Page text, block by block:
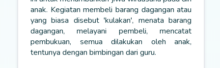
anak. Kegiatan membeli barang dagangan atau
yang biasa disebut 'kulakan', menata barang
dagangan, melayani pembeli, mencatat
pembukuan, semua dilakukan oleh anak,
tentunya dengan bimbingan dari guru.